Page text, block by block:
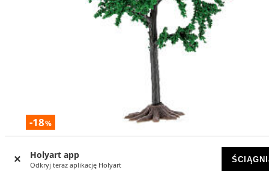
Holyart app
Odkryj teraz aplikację Holyart
-18%
Drzewo listowie zielone, szopka 4-8 cm
DOSTĘPNY